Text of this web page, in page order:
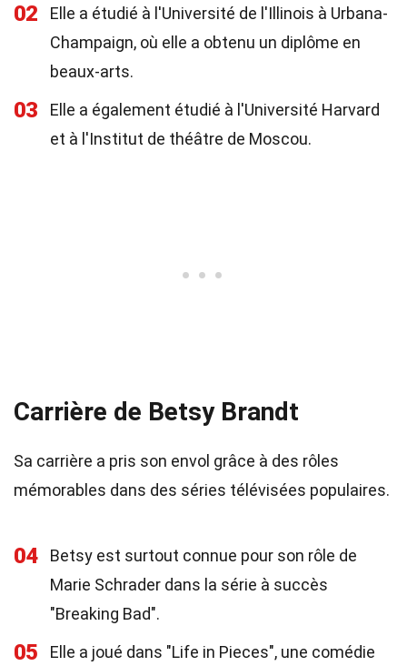
02
Elle a étudié à l'Université de l'Illinois à Urbana-
Champaign, où elle a obtenu un diplôme en
beaux-arts.
03
Elle a également étudié à l'Université Harvard
et à l'Institut de théâtre de Moscou.
Carrière de Betsy Brandt
Sa carrière a pris son envol grâce à des rôles
mémorables dans des séries télévisées populaires.
04
Betsy est surtout connue pour son rôle de
Marie Schrader dans la série à succès
"Breaking Bad".
05
Elle a joué dans "Life in Pieces", une comédie